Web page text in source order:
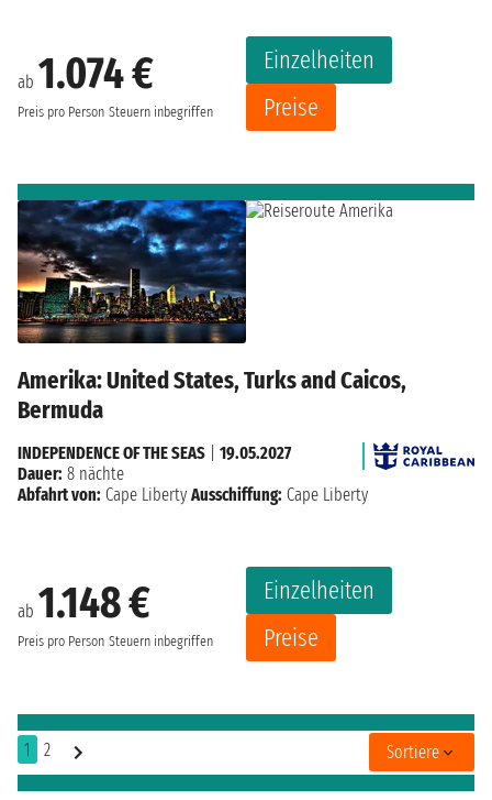
ab 1.074 €
Preis pro Person Steuern inbegriffen
Einzelheiten
Preise
Amerika: United States, Turks and Caicos,
Bermuda
ab 1.148 €
Preis pro Person Steuern inbegriffen
Einzelheiten
Preise
INDEPENDENCE OF THE SEAS
19.05.2027
Dauer: 8 nächte
Abfahrt von: Cape Liberty Ausschiffung: Cape Liberty
1 2 Sortiere